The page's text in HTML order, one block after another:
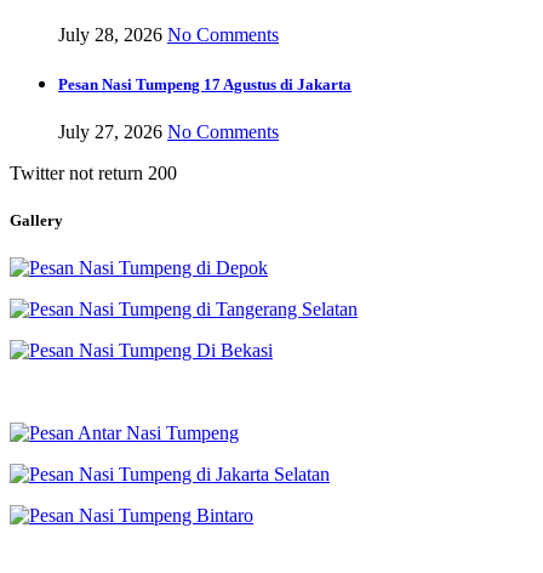
July 28, 2026 No Comments
Pesan Nasi Tumpeng 17 Agustus di Jakarta
July 27, 2026 No Comments
Twitter not return 200
Gallery